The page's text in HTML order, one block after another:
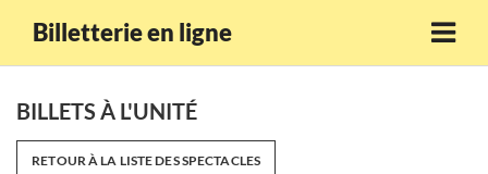
Billetterie en ligne
BILLETS À L'UNITÉ
RETOUR À LA LISTE DES SPECTACLES